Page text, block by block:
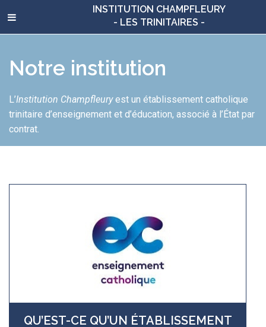
INSTITUTION CHAMPFLEURY
- LES TRINITAIRES -
Notre institution
L’Institution Champfleuryest un établissement catholique
trinitaire d’enseignement et d’éducation, associé à l’État par
contrat.
QU’EST-CE QU’UN ÉTABLISSEMENT